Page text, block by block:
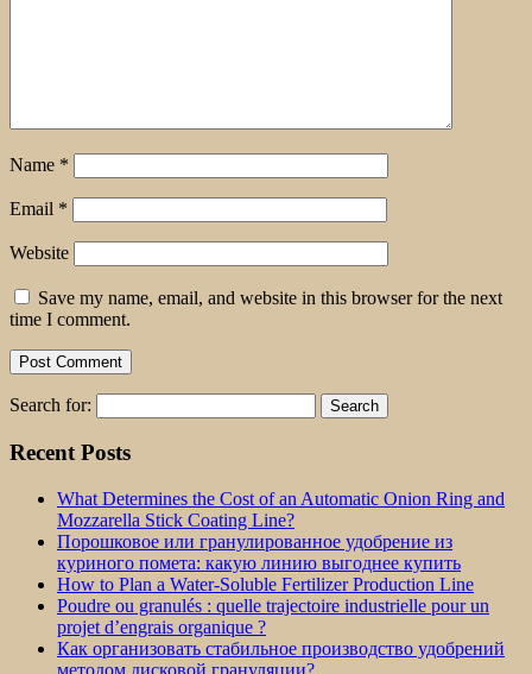
Name *
Email *
Website
Save my name, email, and website in this browser for the next
time I comment.
Search for:
Recent Posts
What Determines the Cost of an Automatic Onion Ring and
Mozzarella Stick Coating Line?
Порошковое или гранулированное удобрение из
куриного помета: какую линию выгоднее купить
How to Plan a Water-Soluble Fertilizer Production Line
Poudre ou granulés : quelle trajectoire industrielle pour un
projet d’engrais organique ?
Как организовать стабильное производство удобрений